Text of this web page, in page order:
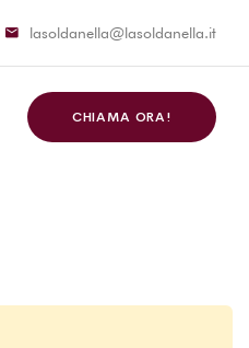
lasoldanella@lasoldanella.it
CHIAMA ORA!